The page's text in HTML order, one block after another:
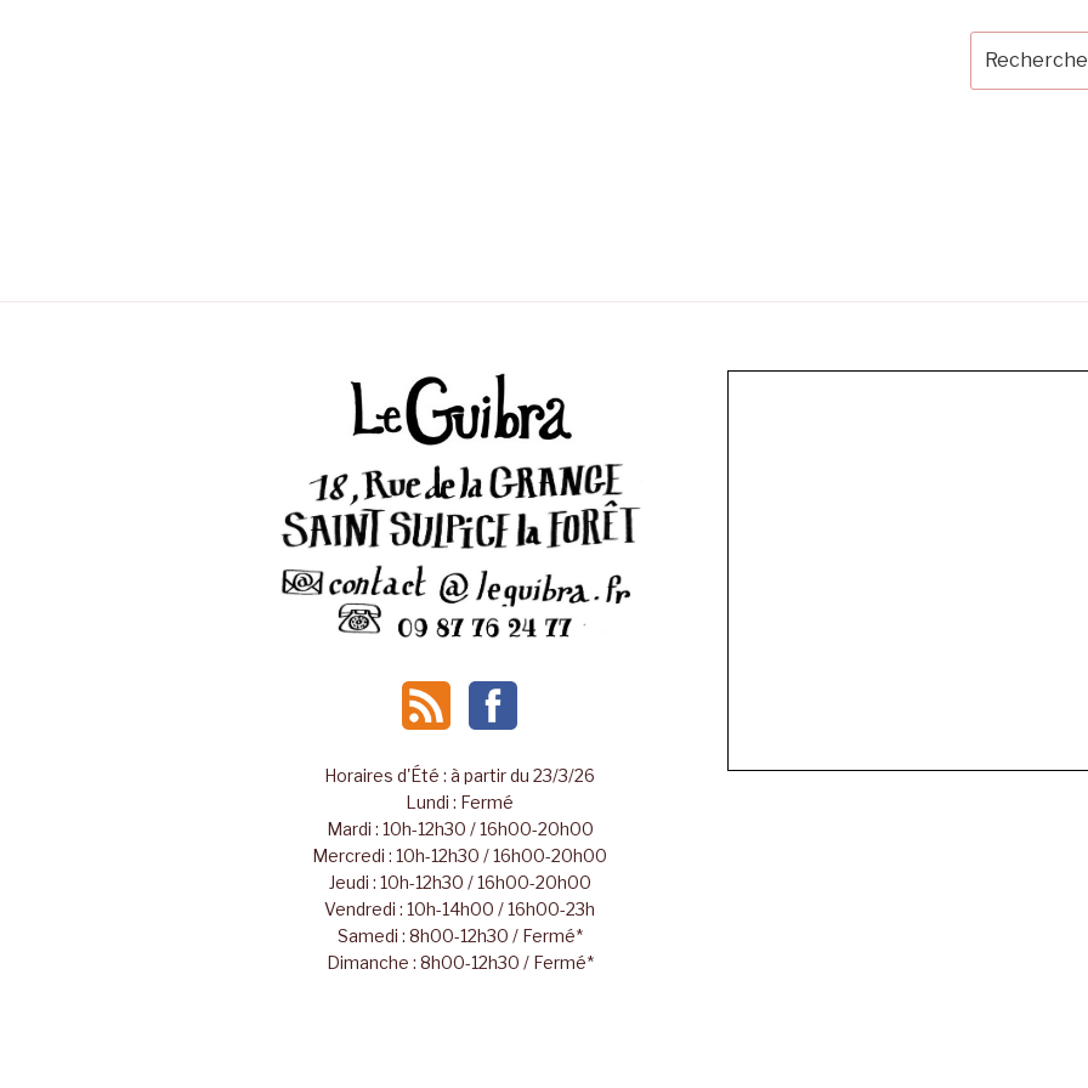
pour
:
Horaires d'Été : à partir du 23/3/26
Lundi : Fermé
Mardi : 10h-12h30 / 16h00-20h00
Mercredi : 10h-12h30 / 16h00-20h00
Jeudi : 10h-12h30 / 16h00-20h00
Vendredi : 10h-14h00 / 16h00-23h
Samedi : 8h00-12h30 / Fermé*
Dimanche : 8h00-12h30 / Fermé*